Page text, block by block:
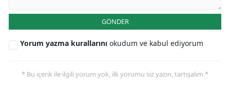
GÖNDER
Yorum yazma kurallarını okudum ve kabul ediyorum
* Bu içerik ile ilgili yorum yok, ilk yorumu siz yazın, tartışalım *